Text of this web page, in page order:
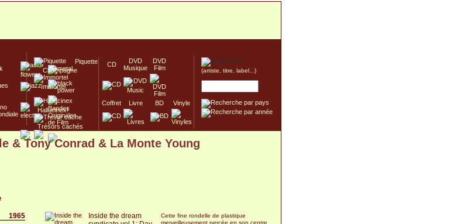
Piquette
Champagne
Immortel
Hallucinex!
Trésors cachés
Culte/Collector
CD
DVD
Musique
DVD
Film
Coffret Livre BD Vinyle
(artiste, titre, label...)
& Tony Conrad & La Monte Young
1965
Inside the dream
Cette fine rondelle de plastique
merveilleusement percée en son centre